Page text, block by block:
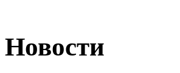
Новости